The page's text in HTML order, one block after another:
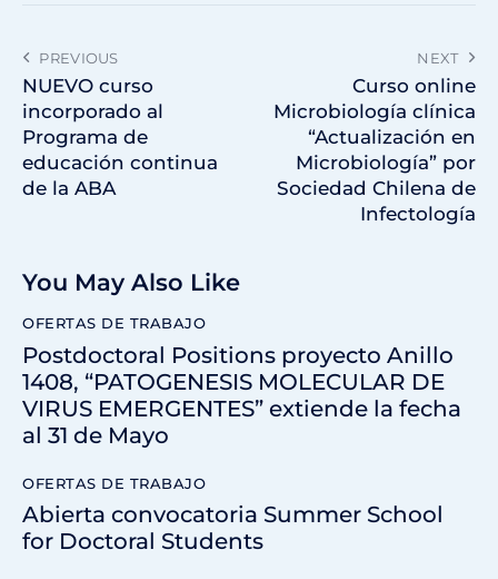
PREVIOUS
NUEVO curso
incorporado al
Programa de
educación continua
de la ABA
NEXT
Curso online
Microbiología clínica
“Actualización en
Microbiología” por
Sociedad Chilena de
Infectología
You May Also Like
OFERTAS DE TRABAJO
Postdoctoral Positions proyecto Anillo
1408, “PATOGENESIS MOLECULAR DE
VIRUS EMERGENTES” extiende la fecha
al 31 de Mayo
OFERTAS DE TRABAJO
Abierta convocatoria Summer School
for Doctoral Students